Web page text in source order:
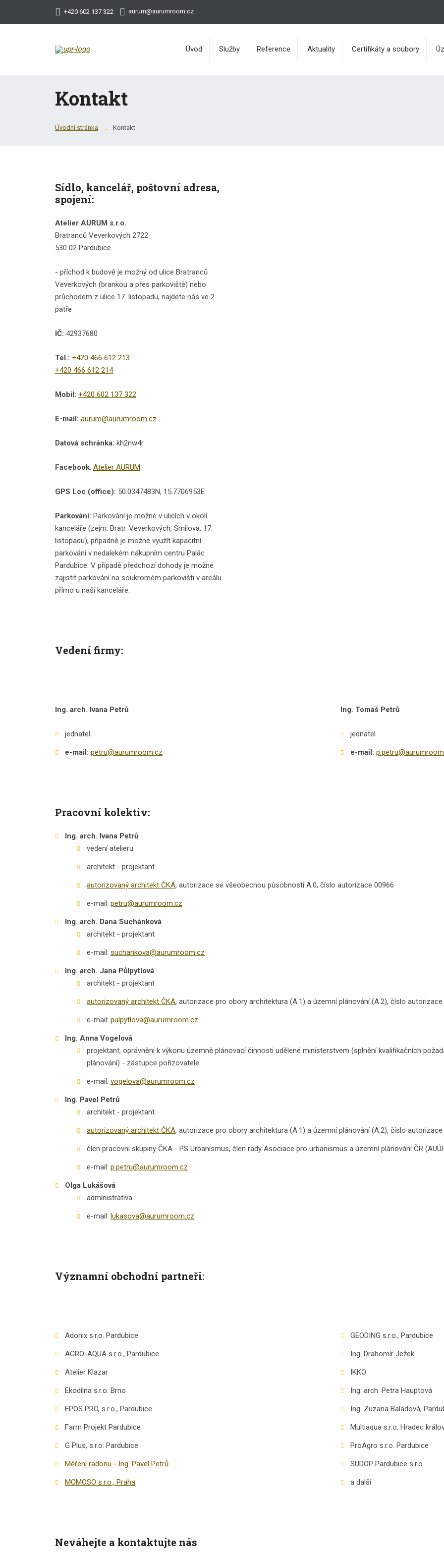
+420 602 137 322 aurum@aurumroom.cz
Úvod Služby Reference Aktuality Certifikáty a soubory
Kontakt
Úvodní stránka Kontakt
Sídlo, kancelář, poštovní adresa,
spojení:
Atelier AURUM s.r.o.
Bratranců Veverkových 2722
530 02 Pardubice
- příchod k budově je možný od ulice Bratranců
Veverkových (brankou a přes parkoviště) nebo
průchodem z ulice 17. listopadu, najdete nás ve 2.
patře
IČ: 42937680
Tel.: +420 466 612 213
+420 466 612 214
Mobil: +420 602 137 322
E-mail: aurum@aurumroom.cz
Datová schránka: kh2nw4r
Facebook: Atelier AURUM
GPS Loc (office): 50.0347483N, 15.7706953E
Parkování: Parkování je možné v ulicích v okolí
kanceláře (zejm. Bratr. Veverkových, Smilova, 17.
listopadu), případně je možné využít kapacitní
parkování v nedalekém nákupním centru Palác
Pardubice. V případě předchozí dohody je možné
zajistit parkování na soukromém parkovišti v areálu
přímo u naší kanceláře.
Vedení firmy:
Ing. arch. Ivana Petrů
jednatel
e-mail: petru@aurumroom.cz
Ing. Tomáš Petrů
jednatel
e-mail:
Pracovní kolektiv:
Ing. arch. Ivana Petrů
vedení atelieru
architekt - projektant
autorizovaný architekt ČKA, autorizace se všeobecnou působností A.0, číslo autorizace 00966
e-mail: petru@aurumroom.cz
Ing. arch. Dana Suchánková
architekt - projektant
e-mail: suchankova@aurumroom.cz
Ing. arch. Jana Půlpytlová
architekt - projektant
autorizovaný architekt ČKA, autorizace pro obory architektura (A.1) a územní plánování (A.2), číslo autorizace
e-mail: pulpytlova@aurumroom.cz
Ing. Anna Vogelová
projektant, oprávnění k výkonu územně plánovací činnosti udělené ministerstvem (splnění kvalifikačních
plánování) - zástupce pořizovatele
e-mail: vogelova@aurumroom.cz
Ing. Pavel Petrů
architekt - projektant
autorizovaný architekt ČKA, autorizace pro obory architektura (A.1) a územní plánování (A.2), číslo autorizace
člen pracovní skupiny ČKA - PS Urbanismus, člen rady Asociace pro urbanismus a územní plánování ČR
e-mail: p.petru@aurumroom.cz
Olga Lukášová
administrativa
e-mail: lukasova@aurumroom.cz
Významní obchodní partneři:
Adonix s.r.o. Pardubice
AGRO-AQUA s.r.o., Pardubice
Atelier Klazar
Ekodílna s.r.o. Brno
EPOS PRO, s.r.o., Pardubice
Farm Projekt Pardubice
G Plus, s.r.o. Pardubice
Měření radonu - Ing. Pavel Petrů
MOMOSO s.r.o., Praha
GEODING s.r.o., Pardubice
Ing. Drahomír Ježek
IKKO
Ing. arch. Petra Hauptová
Ing. Zuzana Baladová,
Multiaqua s.r.o. Hradec
ProAgro s.r.o. Pardubice
SUDOP Pardubice s.r.o.
a další
Neváhejte a kontaktujte nás